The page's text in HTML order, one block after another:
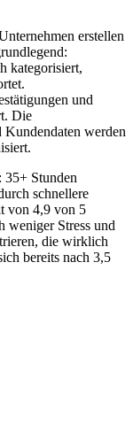
erstellen
kategorisiert,
und
Die
werden
35+ Stunden
schnellere
von 4,9 von 5
weniger Stress und
die wirklich
bereits nach 3,5